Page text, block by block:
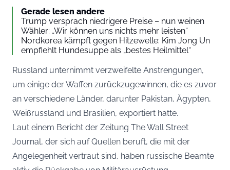
Gerade lesen andere
Trump versprach niedrigere Preise – nun weinen
Wähler: „Wir können uns nichts mehr leisten“
Nordkorea kämpft gegen Hitzewelle: Kim Jong Un
empfiehlt Hundesuppe als „bestes Heilmittel“
Russland unternimmt verzweifelte Anstrengungen,
um einige der Waffen zurückzugewinnen, die es zuvor
an verschiedene Länder, darunter Pakistan, Ägypten,
Weißrussland und Brasilien, exportiert hatte.
Laut einem Bericht der Zeitung The Wall Street
Journal, der sich auf Quellen beruft, die mit der
Angelegenheit vertraut sind, haben russische Beamte